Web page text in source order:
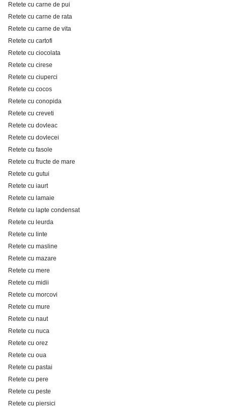
Retete cu carne de pui
Retete cu carne de rata
Retete cu carne de vita
Retete cu cartofi
Retete cu ciocolata
Retete cu cirese
Retete cu ciuperci
Retete cu cocos
Retete cu conopida
Retete cu creveti
Retete cu dovleac
Retete cu dovlecei
Retete cu fasole
Retete cu fructe de mare
Retete cu gutui
Retete cu iaurt
Retete cu lamaie
Retete cu lapte condensat
Retete cu leurda
Retete cu linte
Retete cu masline
Retete cu mazare
Retete cu mere
Retete cu midii
Retete cu morcovi
Retete cu mure
Retete cu naut
Retete cu nuca
Retete cu orez
Retete cu oua
Retete cu pastai
Retete cu pere
Retete cu peste
Retete cu piersici